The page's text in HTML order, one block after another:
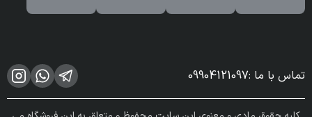
تماس با ما :
09904121097